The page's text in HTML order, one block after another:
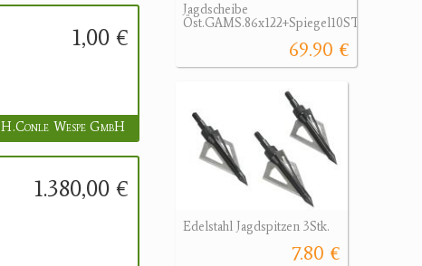
1,00 €
H.Conle Wespe GmbH
1.380,00 €
Jagdscheibe
Öst.GAMS.86x122+Spiegel10STk.
69.90 €
Edelstahl Jagdspitzen 3Stk.
7.80 €